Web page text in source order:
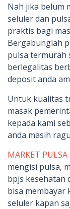
Nah jika belum
seluler dan
praktis bagi
Bergabunglah
pulsa termurah
berlegalitas
deposit anda
Untuk kualitas
masak
kepada kami
anda masih
MARKET PULSA
mengisi pulsa,
bpjs kesehatan
bisa membayar
seluler kapan